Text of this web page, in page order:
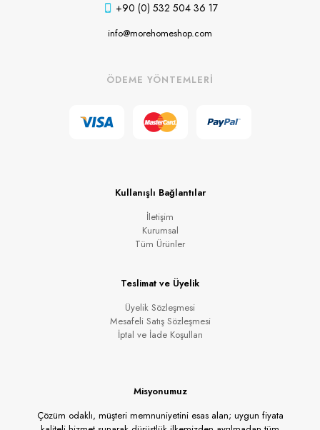
+90 (0) 532 504 36 17
info@morehomeshop.com
ÖDEME YÖNTEMLERİ
Kullanışlı Bağlantılar
İletişim
Kurumsal
Tüm Ürünler
Teslimat ve Üyelik
Üyelik Sözleşmesi
Mesafeli Satış Sözleşmesi
İptal ve İade Koşulları
Misyonumuz
Çözüm odaklı, müşteri memnuniyetini esas alan; uygun fiyata